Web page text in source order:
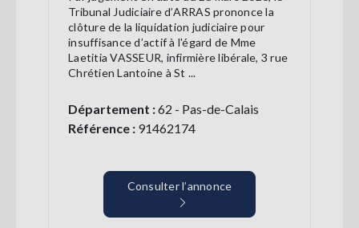
Tribunal Judiciaire d’ARRAS prononce la
clôture de la liquidation judiciaire pour
insuffisance d’actif à l'égard de Mme
Laetitia VASSEUR, infirmière libérale, 3 rue
Chrétien Lantoine à St ...
Département :62 - Pas-de-Calais
Référence : 91462174
Consulter l’annonce